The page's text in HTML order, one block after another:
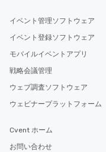
イベント管理ソフトウェア
イベント登録ソフトウェア
モバイルイベントアプリ
戦略会議管理
ウェブ調査ソフトウェア
ウェビナープラットフォーム
Cvent ホーム
お問い合わせ